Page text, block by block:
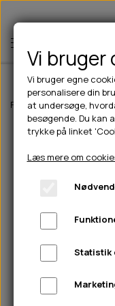
🦴
Forside Til hunde
Vi bruger
Vi bruger egne
personalisere din
at undersøge,
besøgende. Du kan
trykke på linket
Læs mere om
Statistik